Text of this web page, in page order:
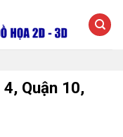
Quận 10,